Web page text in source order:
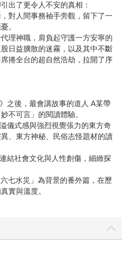
出了更令人不安的真相：
對人間事務袖手旁觀，留下了一
。
理神職，肩負起守護一方安寧的
日益擴散的迷霧，以及其中不斷
捲全台的超自然浩劫，拉開了序
之後，最會講故事的道人 A某帶
不可言」的閱讀體驗。
儀式感與強烈視覺張力的東方奇
、東方神秘、民俗志怪題材的讀
結社會文化與人性創傷，細緻探
七水災」為背景的番外篇，在歷
實與溫度。